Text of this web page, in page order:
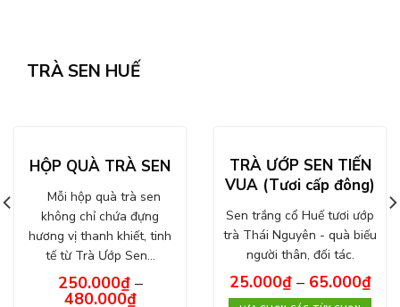
TRÀ SEN HUẾ
HỘP QUÀ TRÀ SEN
Mỗi hộp quà trà sen
không chỉ chứa đựng
hương vị thanh khiết, tinh
tế từ Trà Ướp Sen…
250.000₫–
480.000₫
TRÀ ƯỚP SEN TIẾN
VUA (Tươi cấp đông)
Sen trắng cổ Huế tươi ướp
trà Thái Nguyên - quà biếu
người thân, đối tác.
25.000₫– 65.000₫